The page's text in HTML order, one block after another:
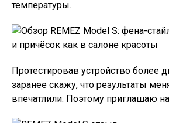
температуры.
Протестировав устройство более
заранее скажу, что результаты
впечатлили. Поэтому приглашаю